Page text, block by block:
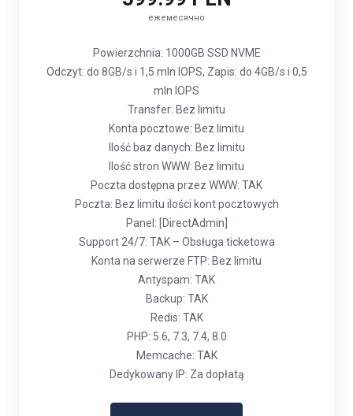
ежемесячно
Powierzchnia: 1000GB SSD NVME
Odczyt: do 8GB/s i 1,5 mln IOPS, Zapis: do 4GB/s i 0,5
mln IOPS
Transfer: Bez limitu
Konta pocztowe: Bez limitu
Ilość baz danych: Bez limitu
Ilość stron WWW: Bez limitu
Poczta dostępna przez WWW: TAK
Poczta: Bez limitu ilości kont pocztowych
Panel: [DirectAdmin]
Support 24/7: TAK – Obsługa ticketowa
Konta na serwerze FTP: Bez limitu
Antyspam: TAK
Backup: TAK
Redis: TAK
PHP: 5.6, 7.3, 7.4, 8.0
Memcache: TAK
Dedykowany IP: Za dopłatą